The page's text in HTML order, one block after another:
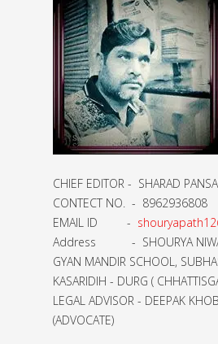
CHIEF EDITOR - SHARAD
CONTECT NO. - 8962936808
EMAIL ID -
Address - SHOURYA
GYAN MANDIR SCHOOL,
KASARIDIH - DURG (
LEGAL ADVISOR - DEEPAK
(ADVOCATE)